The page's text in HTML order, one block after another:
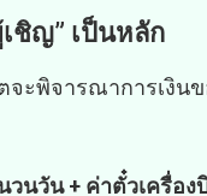
เชิญ” เป็นหลัก
ะพิจารณาการเงิ
นวัน + ค่าตั๋วเครื่อง